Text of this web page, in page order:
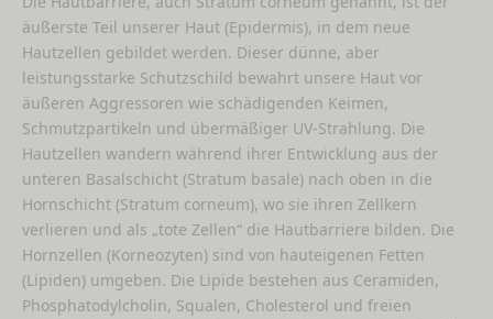
äußerste Teil unserer Haut (Epidermis), in dem neue
Hautzellen gebildet werden. Dieser dünne, aber
leistungsstarke Schutzschild bewahrt unsere Haut vor
äußeren Aggressoren wie schädigenden Keimen,
Schmutzpartikeln und übermäßiger UV-Strahlung. Die
Hautzellen wandern während ihrer Entwicklung aus der
unteren Basalschicht (Stratum basale) nach oben in die
Hornschicht (Stratum corneum), wo sie ihren Zellkern
verlieren und als „tote Zellen“ die Hautbarriere bilden. Die
Hornzellen (Korneozyten) sind von hauteigenen Fetten
(Lipiden) umgeben. Die Lipide bestehen aus Ceramiden,
Phosphatodylcholin, Squalen, Cholesterol und freien